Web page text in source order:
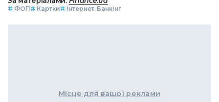
# ФОП# Картки# Інтернет-Банкінг
Місце для вашої реклами